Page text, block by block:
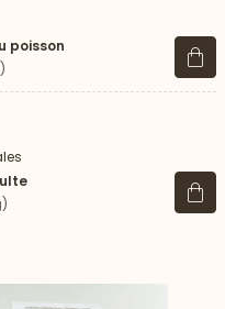
poisson
Voir
Voir